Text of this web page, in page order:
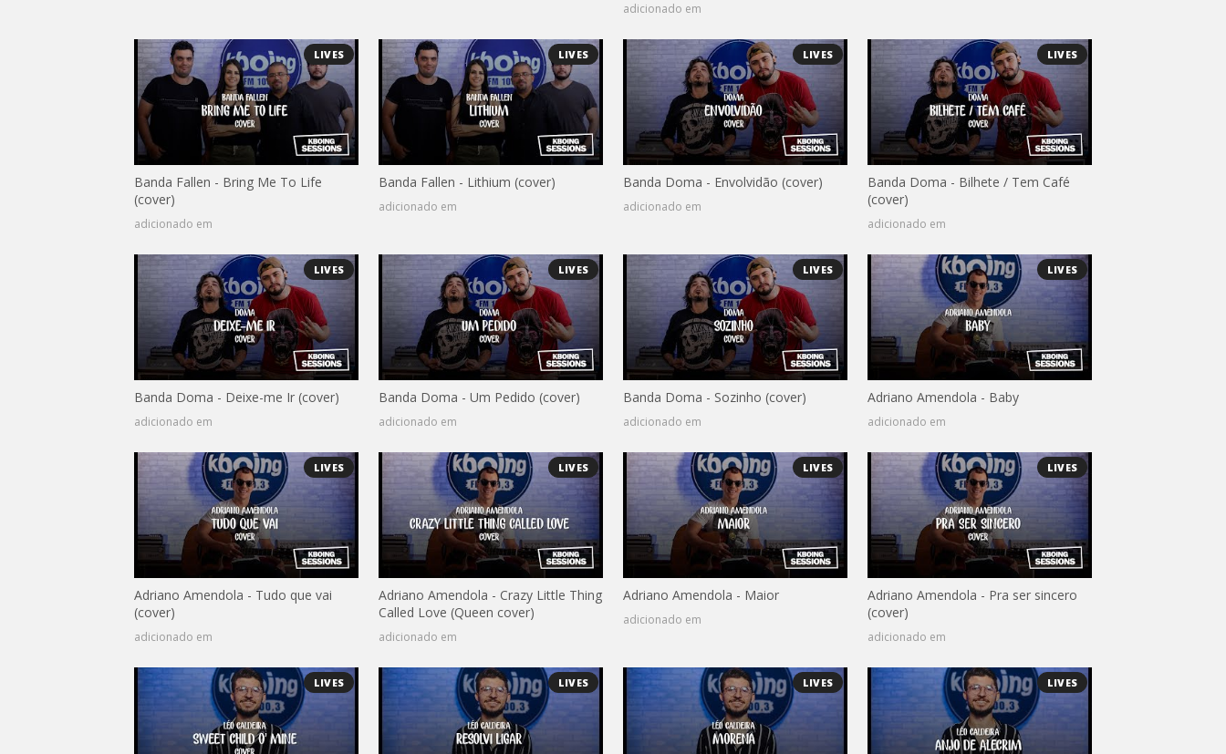
adicionado em
LIVES
Banda Fallen - Bring Me To Life
(cover)
adicionado em
LIVES
Banda Fallen - Lithium (cover)
adicionado em
LIVES
Banda Doma - Envolvidão (cover)
adicionado em
LIVES
Banda Doma - Bilhete / Tem Café
(cover)
adicionado em
LIVES
Banda Doma - Deixe-me Ir (cover)
adicionado em
LIVES
Banda Doma - Um Pedido (cover)
adicionado em
LIVES
Banda Doma - Sozinho (cover)
adicionado em
LIVES
Adriano Amendola - Baby
adicionado em
LIVES
Adriano Amendola - Tudo que vai
(cover)
adicionado em
LIVES
Adriano Amendola - Crazy Little Thing
Called Love (Queen cover)
adicionado em
LIVES
Adriano Amendola - Maior
adicionado em
LIVES
Adriano Amendola - Pra ser sincero
(cover)
adicionado em
LIVES LIVES LIVES LIVES